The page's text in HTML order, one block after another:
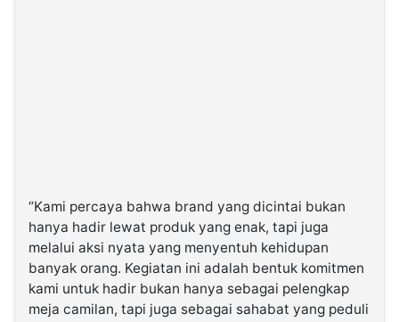
“Kami percaya bahwa brand yang dicintai bukan
hanya hadir lewat produk yang enak, tapi juga
melalui aksi nyata yang menyentuh kehidupan
banyak orang. Kegiatan ini adalah bentuk komitmen
kami untuk hadir bukan hanya sebagai pelengkap
meja camilan, tapi juga sebagai sahabat yang peduli